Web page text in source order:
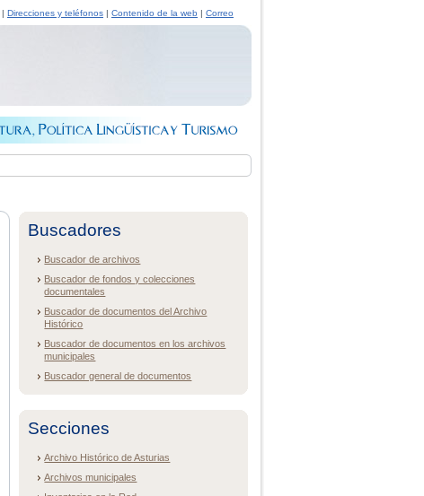
| Direcciones y teléfonos | Contenido de la web | Correo
Buscadores
Buscador de archivos
Buscador de fondos y colecciones
documentales
Buscador de documentos del Archivo
Histórico
Buscador de documentos en los archivos
municipales
Buscador general de documentos
Secciones
Archivo Histórico de Asturias
Archivos municipales